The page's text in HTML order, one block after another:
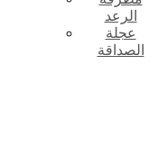
الرعد
عجلة
الصداقة